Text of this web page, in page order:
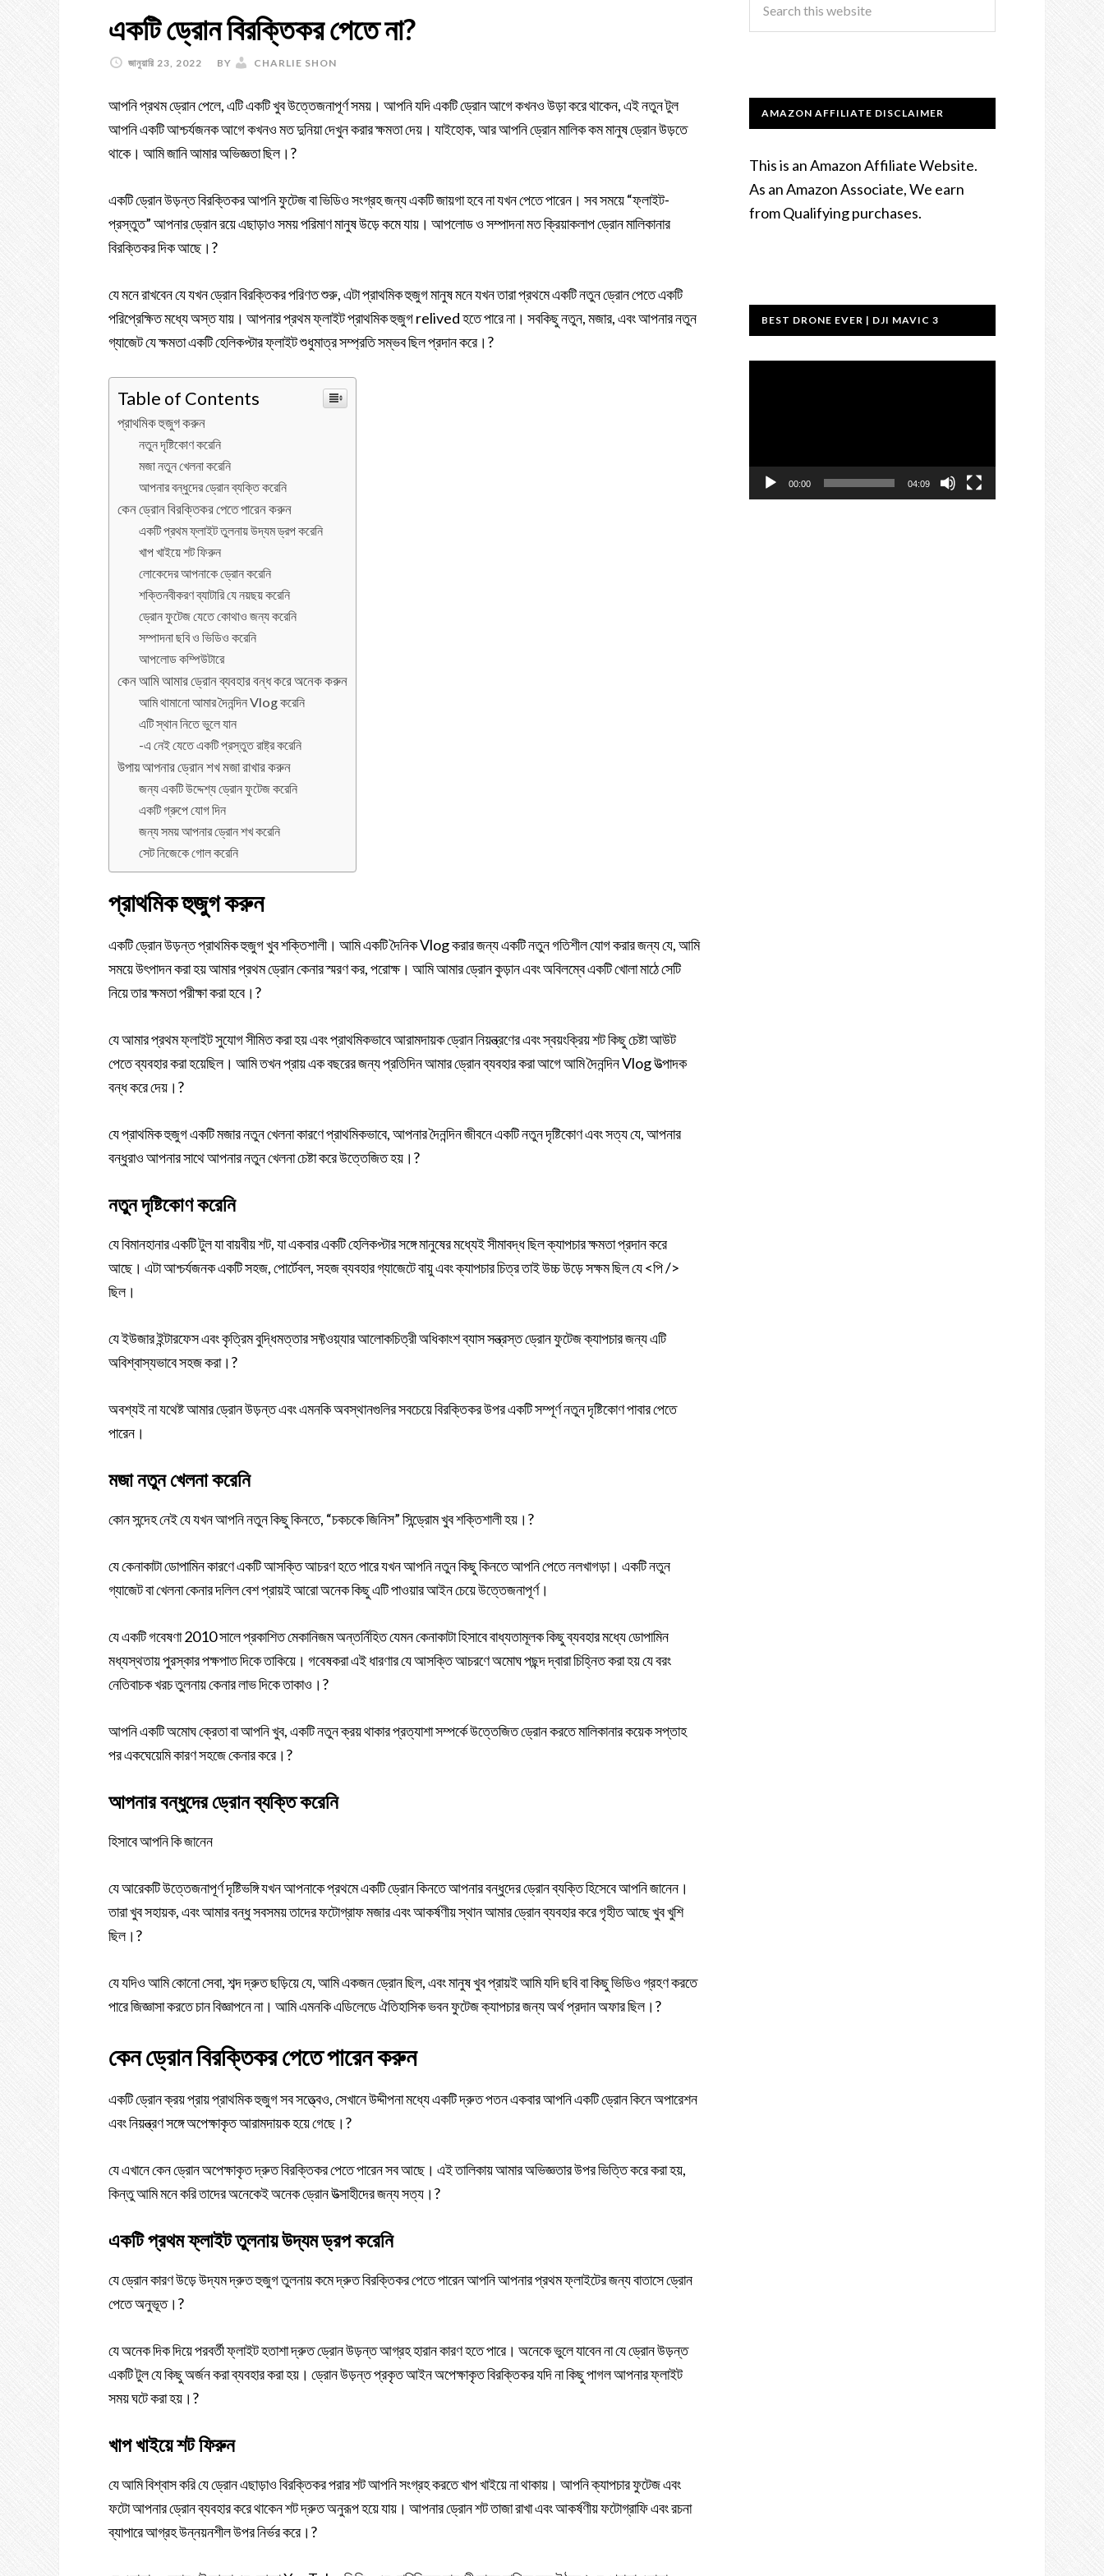
একটি ড্রোন বিরক্তিকর পেতে না?
জানুয়ারি 23, 2022 BY CHARLIE SHON
আপনি প্রথম ড্রোন পেলে, এটি একটি খুব উত্তেজনাপূর্ণ সময়। আপনি যদি একটি ড্রোন আগে কখনও উড়া করে থাকেন, এই নতুন টুল
আপনি একটি আশ্চর্যজনক আগে কখনও মত দুনিয়া দেখুন করার ক্ষমতা দেয়। যাইহোক, আর আপনি ড্রোন মালিক কম মানুষ ড্রোন উড়তে
থাকে। আমি জানি আমার অভিজ্ঞতা ছিল।?
একটি ড্রোন উড়ন্ত বিরক্তিকর আপনি ফুটেজ বা ভিডিও সংগ্রহ জন্য একটি জায়গা হবে না যখন পেতে পারেন। সব সময়ে “ফ্লাইট-
প্রস্তুত” আপনার ড্রোন রয়ে এছাড়াও সময় পরিমাণ মানুষ উড়ে কমে যায়। আপলোড ও সম্পাদনা মত ক্রিয়াকলাপ ড্রোন মালিকানার
বিরক্তিকর দিক আছে।?
যে মনে রাখবেন যে যখন ড্রোন বিরক্তিকর পরিণত শুরু, এটা প্রাথমিক হুজুগ মানুষ মনে যখন তারা প্রথমে একটি নতুন ড্রোন পেতে একটি
পরিপ্রেক্ষিত মধ্যে অস্ত যায়। আপনার প্রথম ফ্লাইট প্রাথমিক হুজুগ relived হতে পারে না। সবকিছু নতুন, মজার, এবং আপনার নতুন
গ্যাজেট যে ক্ষমতা একটি হেলিকপ্টার ফ্লাইট শুধুমাত্র সম্প্রতি সম্ভব ছিল প্রদান করে।?
Table of Contents
প্রাথমিক হুজুগ করুন
নতুন দৃষ্টিকোণ করেনি
মজা নতুন খেলনা করেনি
আপনার বন্ধুদের ড্রোন ব্যক্তি করেনি
কেন ড্রোন বিরক্তিকর পেতে পারেন করুন
একটি প্রথম ফ্লাইট তুলনায় উদ্যম ড্রপ করেনি
খাপ খাইয়ে শট ফিরুন
লোকেদের আপনাকে ড্রোন করেনি
শক্তিনবীকরণ ব্যাটারি যে নয়ছয় করেনি
ড্রোন ফুটেজ যেতে কোথাও জন্য করেনি
সম্পাদনা ছবি ও ভিডিও করেনি
আপলোড কম্পিউটারে
কেন আমি আমার ড্রোন ব্যবহার বন্ধ করে অনেক করুন
আমি থামানো আমার দৈনন্দিন Vlog করেনি
এটি স্থান নিতে ভুলে যান
-এ নেই যেতে একটি প্রস্তুত রাষ্ট্র করেনি
উপায় আপনার ড্রোন শখ মজা রাখার করুন
জন্য একটি উদ্দেশ্য ড্রোন ফুটেজ করেনি
একটি গ্রুপে যোগ দিন
জন্য সময় আপনার ড্রোন শখ করেনি
সেট নিজেকে গোল করেনি
প্রাথমিক হুজুগ করুন
একটি ড্রোন উড়ন্ত প্রাথমিক হুজুগ খুব শক্তিশালী। আমি একটি দৈনিক Vlog করার জন্য একটি নতুন গতিশীল যোগ করার জন্য যে, আমি
সময়ে উৎপাদন করা হয় আমার প্রথম ড্রোন কেনার স্মরণ কর, পরোক্ষ। আমি আমার ড্রোন কুড়ান এবং অবিলম্বে একটি খোলা মাঠে সেটি
নিয়ে তার ক্ষমতা পরীক্ষা করা হবে।?
যে আমার প্রথম ফ্লাইট সুযোগ সীমিত করা হয় এবং প্রাথমিকভাবে আরামদায়ক ড্রোন নিয়ন্ত্রণের এবং স্বয়ংক্রিয় শট কিছু চেষ্টা আউট
পেতে ব্যবহার করা হয়েছিল। আমি তখন প্রায় এক বছরের জন্য প্রতিদিন আমার ড্রোন ব্যবহার করা আগে আমি দৈনন্দিন Vlog উত্পাদক
বন্ধ করে দেয়।?
যে প্রাথমিক হুজুগ একটি মজার নতুন খেলনা কারণে প্রাথমিকভাবে, আপনার দৈনন্দিন জীবনে একটি নতুন দৃষ্টিকোণ এবং সত্য যে, আপনার
বন্ধুরাও আপনার সাথে আপনার নতুন খেলনা চেষ্টা করে উত্তেজিত হয়।?
নতুন দৃষ্টিকোণ করেনি
যে বিমানহানার একটি টুল যা বায়বীয় শট, যা একবার একটি হেলিকপ্টার সঙ্গে মানুষের মধ্যেই সীমাবদ্ধ ছিল ক্যাপচার ক্ষমতা প্রদান করে
আছে। এটা আশ্চর্যজনক একটি সহজ, পোর্টেবল, সহজ ব্যবহার গ্যাজেটে বায়ু এবং ক্যাপচার চিত্র তাই উচ্চ উড়ে সক্ষম ছিল যে <পি />
ছিল।
যে ইউজার ইন্টারফেস এবং কৃত্রিম বুদ্ধিমত্তার সফ্টওয়্যার আলোকচিত্রী অধিকাংশ ব্যাস সন্ত্রস্ত ড্রোন ফুটেজ ক্যাপচার জন্য এটি
অবিশ্বাস্যভাবে সহজ করা।?
অবশ্যই না যথেষ্ট আমার ড্রোন উড়ন্ত এবং এমনকি অবস্থানগুলির সবচেয়ে বিরক্তিকর উপর একটি সম্পূর্ণ নতুন দৃষ্টিকোণ পাবার পেতে
পারেন।
মজা নতুন খেলনা করেনি
কোন সন্দেহ নেই যে যখন আপনি নতুন কিছু কিনতে, “চকচকে জিনিস” সিন্ড্রোম খুব শক্তিশালী হয়।?
যে কেনাকাটা ডোপামিন কারণে একটি আসক্তি আচরণ হতে পারে যখন আপনি নতুন কিছু কিনতে আপনি পেতে নলখাগড়া। একটি নতুন
গ্যাজেট বা খেলনা কেনার দলিল বেশ প্রায়ই আরো অনেক কিছু এটি পাওয়ার আইন চেয়ে উত্তেজনাপূর্ণ।
যে একটি গবেষণা 2010 সালে প্রকাশিত মেকানিজম অন্তর্নিহিত যেমন কেনাকাটা হিসাবে বাধ্যতামূলক কিছু ব্যবহার মধ্যে ডোপামিন
মধ্যস্থতায় পুরস্কার পক্ষপাত দিকে তাকিয়ে। গবেষকরা এই ধারণার যে আসক্তি আচরণে অমোঘ পছন্দ দ্বারা চিহ্নিত করা হয় যে বরং
নেতিবাচক খরচ তুলনায় কেনার লাভ দিকে তাকাও।?
আপনি একটি অমোঘ ক্রেতা বা আপনি খুব, একটি নতুন ক্রয় থাকার প্রত্যাশা সম্পর্কে উত্তেজিত ড্রোন করতে মালিকানার কয়েক সপ্তাহ
পর একঘেয়েমি কারণ সহজে কেনার করে।?
আপনার বন্ধুদের ড্রোন ব্যক্তি করেনি
হিসাবে আপনি কি জানেন
যে আরেকটি উত্তেজনাপূর্ণ দৃষ্টিভঙ্গি যখন আপনাকে প্রথমে একটি ড্রোন কিনতে আপনার বন্ধুদের ড্রোন ব্যক্তি হিসেবে আপনি জানেন।
তারা খুব সহায়ক, এবং আমার বন্ধু সবসময় তাদের ফটোগ্রাফ মজার এবং আকর্ষণীয় স্থান আমার ড্রোন ব্যবহার করে গৃহীত আছে খুব খুশি
ছিল।?
যে যদিও আমি কোনো সেবা, শব্দ দ্রুত ছড়িয়ে যে, আমি একজন ড্রোন ছিল, এবং মানুষ খুব প্রায়ই আমি যদি ছবি বা কিছু ভিডিও গ্রহণ করতে
পারে জিজ্ঞাসা করতে চান বিজ্ঞাপনে না। আমি এমনকি এডিলেডে ঐতিহাসিক ভবন ফুটেজ ক্যাপচার জন্য অর্থ প্রদান অফার ছিল।?
কেন ড্রোন বিরক্তিকর পেতে পারেন করুন
একটি ড্রোন ক্রয় প্রায় প্রাথমিক হুজুগ সব সত্ত্বেও, সেখানে উদ্দীপনা মধ্যে একটি দ্রুত পতন একবার আপনি একটি ড্রোন কিনে অপারেশন
এবং নিয়ন্ত্রণ সঙ্গে অপেক্ষাকৃত আরামদায়ক হয়ে গেছে।?
যে এখানে কেন ড্রোন অপেক্ষাকৃত দ্রুত বিরক্তিকর পেতে পারেন সব আছে। এই তালিকায় আমার অভিজ্ঞতার উপর ভিত্তি করে করা হয়,
কিন্তু আমি মনে করি তাদের অনেকেই অনেক ড্রোন উত্সাহীদের জন্য সত্য।?
একটি প্রথম ফ্লাইট তুলনায় উদ্যম ড্রপ করেনি
যে ড্রোন কারণ উড়ে উদ্যম দ্রুত হুজুগ তুলনায় কমে দ্রুত বিরক্তিকর পেতে পারেন আপনি আপনার প্রথম ফ্লাইটের জন্য বাতাসে ড্রোন
পেতে অনুভূত।?
যে অনেক দিক দিয়ে পরবর্তী ফ্লাইট হতাশা দ্রুত ড্রোন উড়ন্ত আগ্রহ হারান কারণ হতে পারে। অনেকে ভুলে যাবেন না যে ড্রোন উড়ন্ত
একটি টুল যে কিছু অর্জন করা ব্যবহার করা হয়। ড্রোন উড়ন্ত প্রকৃত আইন অপেক্ষাকৃত বিরক্তিকর যদি না কিছু পাগল আপনার ফ্লাইট
সময় ঘটে করা হয়।?
খাপ খাইয়ে শট ফিরুন
যে আমি বিশ্বাস করি যে ড্রোন এছাড়াও বিরক্তিকর পরার শট আপনি সংগ্রহ করতে খাপ খাইয়ে না থাকায়। আপনি ক্যাপচার ফুটেজ এবং
ফটো আপনার ড্রোন ব্যবহার করে থাকেন শট দ্রুত অনুরূপ হয়ে যায়। আপনার ড্রোন শট তাজা রাখা এবং আকর্ষণীয় ফটোগ্রাফি এবং রচনা
ব্যাপারে আগ্রহ উন্নয়নশীল উপর নির্ভর করে।?
AMAZON AFFILIATE DISCLAIMER
This is an Amazon Affiliate Website.
As an Amazon Associate, We earn
from Qualifying purchases.
BEST DRONE EVER | DJI MAVIC 3
00:00 04:09